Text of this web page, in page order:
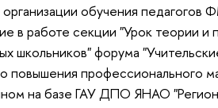
обучения
в работе секции "Урок теории и
школьников" форума
профессионального
на базе ГАУ ДПО ЯНАО